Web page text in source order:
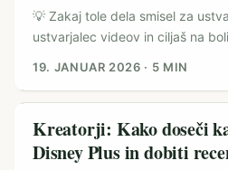
Hispanic Influencer Challenge
interpretacijo izkušnje skozi
pomeni dva koraka: najti
ton, in mu dati svobodo, da
💡 Zakaj tole dela smisel za
ustvarjalec videov in ciljaš na
delajo več kot le predvajajo:
(v nekaterih primerih) kanal za
iniciative Vamos Argentina z
generativne AI izkušnje in
19. JANUAR 2026 · 5 MIN
Kreatorji: Kako doseči
Disney Plus in dobiti